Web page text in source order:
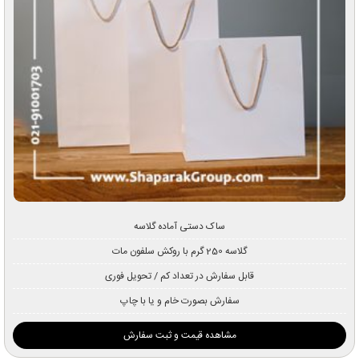
ساک دستی آماده گلاسه
گلاسه 250 گرم با روکش سلفون مات
قابل سفارش در تعداد کم / تحویل فوری
سفارش بصورت خام و یا با چاپ
مشاهده قیمت و ثبت سفارش